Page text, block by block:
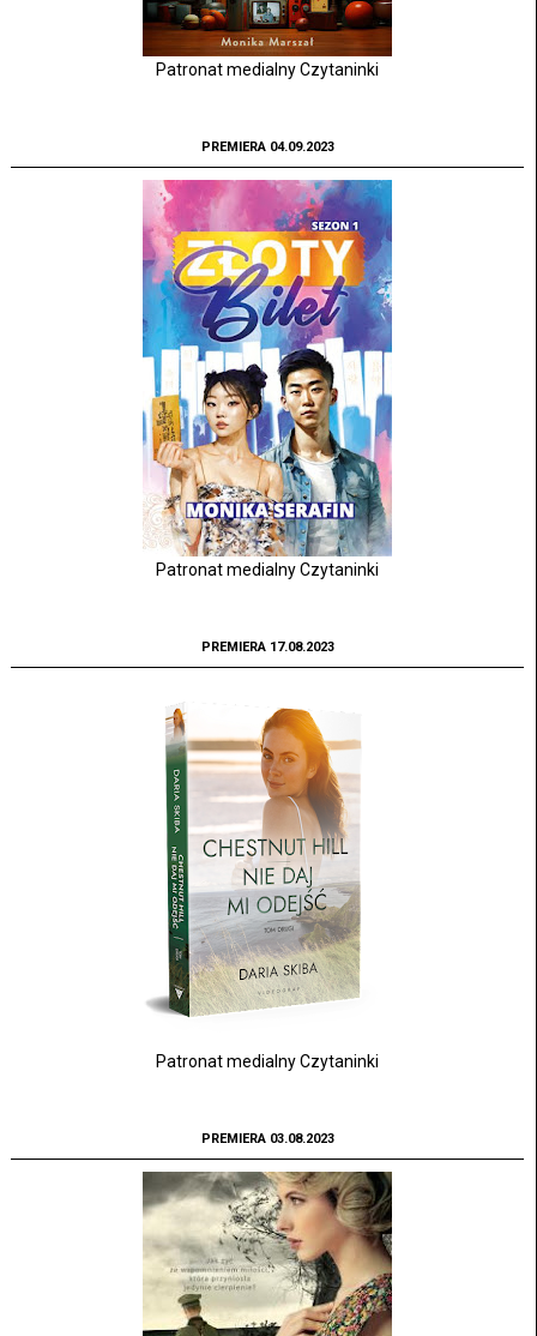
Patronat medialny Czytaninki
PREMIERA 04.09.2023
Patronat medialny Czytaninki
PREMIERA 17.08.2023
Patronat medialny Czytaninki
PREMIERA 03.08.2023